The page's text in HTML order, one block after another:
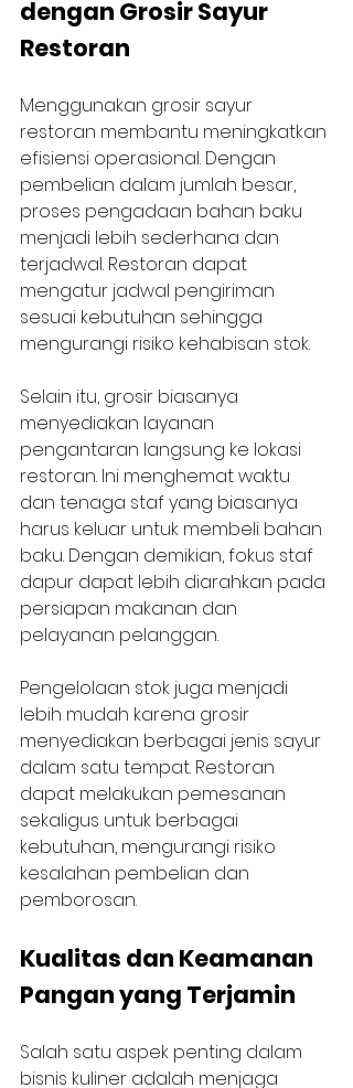
dengan Grosir Sayur
Restoran
Menggunakan grosir sayur
restoran membantu meningkatkan
efisiensi operasional. Dengan
pembelian dalam jumlah besar,
proses pengadaan bahan baku
menjadi lebih sederhana dan
terjadwal. Restoran dapat
mengatur jadwal pengiriman
sesuai kebutuhan sehingga
mengurangi risiko kehabisan stok.
Selain itu, grosir biasanya
menyediakan layanan
pengantaran langsung ke lokasi
restoran. Ini menghemat waktu
dan tenaga staf yang biasanya
harus keluar untuk membeli bahan
baku. Dengan demikian, fokus staf
dapur dapat lebih diarahkan pada
persiapan makanan dan
pelayanan pelanggan.
Pengelolaan stok juga menjadi
lebih mudah karena grosir
menyediakan berbagai jenis sayur
dalam satu tempat. Restoran
dapat melakukan pemesanan
sekaligus untuk berbagai
kebutuhan, mengurangi risiko
kesalahan pembelian dan
pemborosan.
Kualitas dan Keamanan
Pangan yang Terjamin
Salah satu aspek penting dalam
bisnis kuliner adalah menjaga